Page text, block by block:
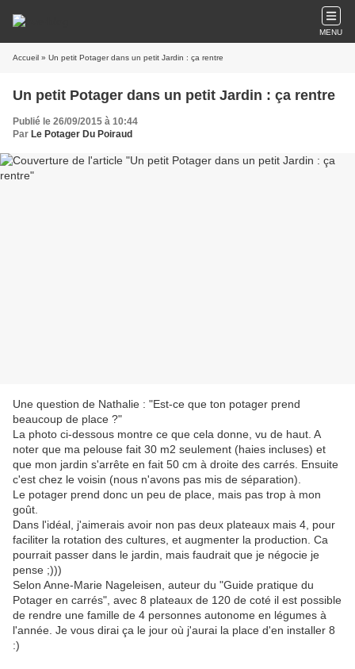
MENU
Accueil » Un petit Potager dans un petit Jardin : ça rentre
Un petit Potager dans un petit Jardin : ça rentre
Publié le 26/09/2015 à 10:44
Par Le Potager Du Poiraud
Une question de Nathalie : "Est-ce que ton potager prend
beaucoup de place ?"
La photo ci-dessous montre ce que cela donne, vu de haut. A
noter que ma pelouse fait 30 m2 seulement (haies incluses) et
que mon jardin s'arrête en fait 50 cm à droite des carrés. Ensuite
c'est chez le voisin (nous n'avons pas mis de séparation).
Le potager prend donc un peu de place, mais pas trop à mon
goût.
Dans l'idéal, j'aimerais avoir non pas deux plateaux mais 4, pour
faciliter la rotation des cultures, et augmenter la production. Ca
pourrait passer dans le jardin, mais faudrait que je négocie je
pense ;)))
Selon Anne-Marie Nageleisen, auteur du "Guide pratique du
Potager en carrés", avec 8 plateaux de 120 de coté il est possible
de rendre une famille de 4 personnes autonome en légumes à
l'année. Je vous dirai ça le jour où j'aurai la place d'en installer 8
:)